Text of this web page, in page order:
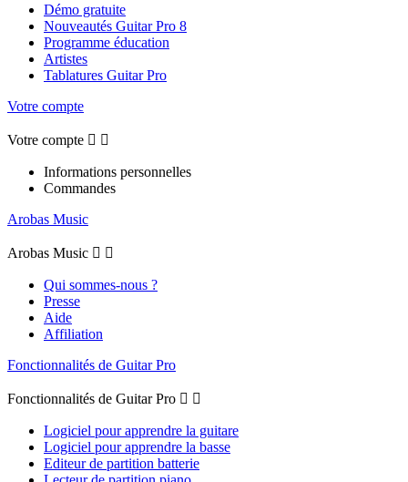
Démo gratuite
Nouveautés Guitar Pro 8
Programme éducation
Artistes
Tablatures Guitar Pro
Votre compte
Votre compte  
Informations personnelles
Commandes
Arobas Music
Arobas Music  
Qui sommes-nous ?
Presse
Aide
Affiliation
Fonctionnalités de Guitar Pro
Fonctionnalités de Guitar Pro  
Logiciel pour apprendre la guitare
Logiciel pour apprendre la basse
Editeur de partition batterie